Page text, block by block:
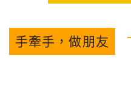
手牽手，做朋友